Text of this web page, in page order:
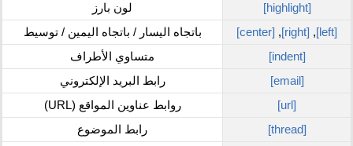
[highlight]
لون بارز
[left]
,
[right]
,
[center]
باتجاه اليسار / باتجاه اليمين / توسيط
[indent]
متساوي الأطراف
[email]
رابط البريد الإلكتروني
[url]
روابط عناوين المواقع (URL)
[thread]
رابط الموضوع